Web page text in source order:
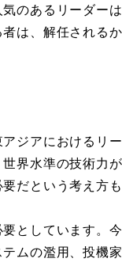
のあるリーダー
は、解任される
ジアにおけるリ
界水準の技術力が
だという考え方
としています。
ムの濫用、投機